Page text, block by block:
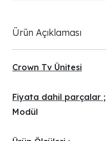
Ürün Açıklaması
Crown Tv Ünitesi
Fiyata dahil parçalar ;
Modül